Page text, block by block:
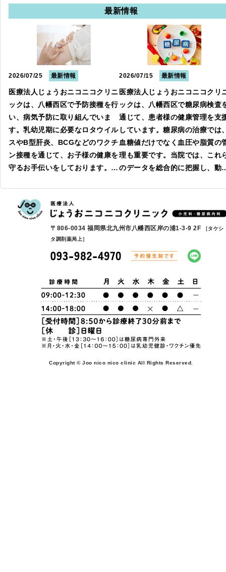
最新情報
2026/07/25 最新情報
医療法人じょうおニコニコクリニ
ックは、八幡西区で予防接種を行
い、病気予防に取り組んでいま
す。乳幼児期に必要なロタウイル
スやB型肝炎、BCGなどのワクチ
ン接種を通じて、お子様の健康を
守るお手伝いをしております。当
負担を軽減して参ります。また、
同時接種も可能ですので、必要な
方はお気軽にお知らせください。
お子様の健康を支えるための取り
組みを大切にしています。
2026/07/15 最新情報
医療法人じょうおニコニコクリ
ックは、八幡西区で糖尿病検査
通じて、患者様の健康管理を支
しています。糖尿病の治療では
血糖値だけでなく血圧や脂質の
理も重要です。当院では、これ
のデータを総合的に把握し、動
食事からのサポートも充実させ
います。患者様の価値観を尊重
援しています。皆様の健康を大
〒806-0034 福岡県北九州市八幡西区岸の浦1-3-9 2F
［タケシ
タ調剤薬局上］
Copyright © Joo nico nico clinic All Rights Reserved.